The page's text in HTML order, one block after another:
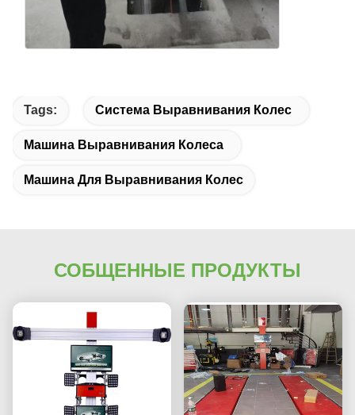
Tags: Система Выравнивания Колес
Машина Выравнивания Колеса
Машина Для Выравнивания Колес
СОБЩЕННЫЕ ПРОДУКТЫ